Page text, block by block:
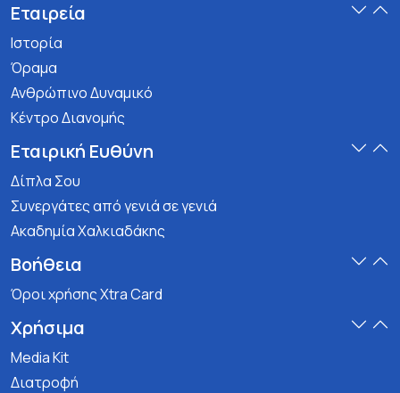
Εταιρεία
Ιστορία
Όραμα
Ανθρώπινο Δυναμικό
Κέντρο Διανομής
Εταιρική Ευθύνη
Δίπλα Σου
Συνεργάτες από γενιά σε γενιά
Ακαδημία Χαλκιαδάκης
Βοήθεια
Όροι χρήσης Xtra Card
Χρήσιμα
Media Kit
Διατροφή